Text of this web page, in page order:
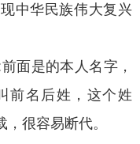
中华民族伟大复兴
面是的本人名字，
前名后姓，这个姓
很容易断代。